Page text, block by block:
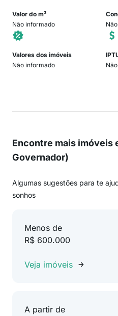
Valor do m²
Não informado
Valores dos imóveis
Não informado
Encontre mais imóveis
Governador)
Algumas sugestões para te
sonhos
Menos de
R$ 600.000
Veja imóveis
A partir de